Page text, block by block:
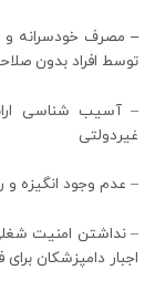
– مصرف خودسرانه و
توسط افراد بدون
– آسیب شناسی
غیردولتی
– عدم وجود انگیزه
– نداشتن امنیت
اجبار دامپزشکان